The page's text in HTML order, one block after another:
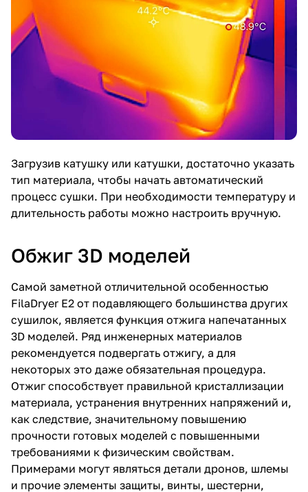
Загрузив катушку или катушки, достаточно указать
тип материала, чтобы начать автоматический
процесс сушки. При необходимости температуру и
длительность работы можно настроить вручную.
Обжиг 3D моделей
Самой заметной отличительной особенностью
FilaDryer E2 от подавляющего большинства других
сушилок, является функция отжига напечатанных
3D моделей. Ряд инженерных материалов
рекомендуется подвергать отжигу, а для
некоторых это даже обязательная процедура.
Отжиг способствует правильной кристаллизации
материала, устранения внутренних напряжений и,
как следствие, значительному повышению
прочности готовых моделей с повышенными
требованиями к физическим свойствам.
Примерами могут являться детали дронов, шлемы
и прочие элементы защиты, винты, шестерни,